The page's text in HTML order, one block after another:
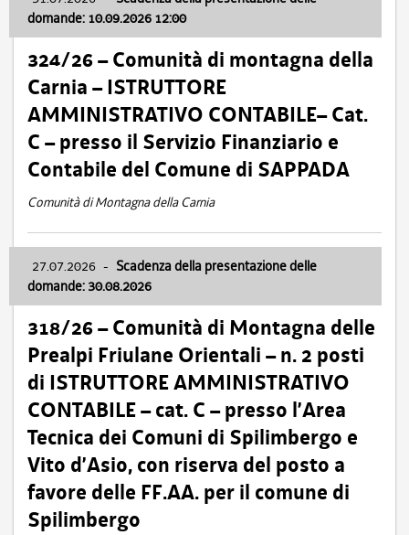
domande: 10.09.2026 12:00
324/26 – Comunità di montagna della
Carnia – ISTRUTTORE
AMMINISTRATIVO CONTABILE– Cat.
C – presso il Servizio Finanziario e
Contabile del Comune di SAPPADA
Comunità di Montagna della Carnia
27.07.2026 - Scadenza della presentazione delle
domande: 30.08.2026
318/26 – Comunità di Montagna delle
Prealpi Friulane Orientali – n. 2 posti
di ISTRUTTORE AMMINISTRATIVO
CONTABILE – cat. C – presso l’Area
Tecnica dei Comuni di Spilimbergo e
Vito d’Asio, con riserva del posto a
favore delle FF.AA. per il comune di
Spilimbergo